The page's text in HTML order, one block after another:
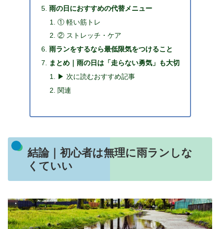
雨の日におすすめの代替メニュー
① 軽い筋トレ
② ストレッチ・ケア
雨ランをするなら最低限気をつけること
まとめ｜雨の日は「走らない勇気」も大切
▶ 次に読むおすすめ記事
関連
結論｜初心者は無理に雨ランしな
くていい